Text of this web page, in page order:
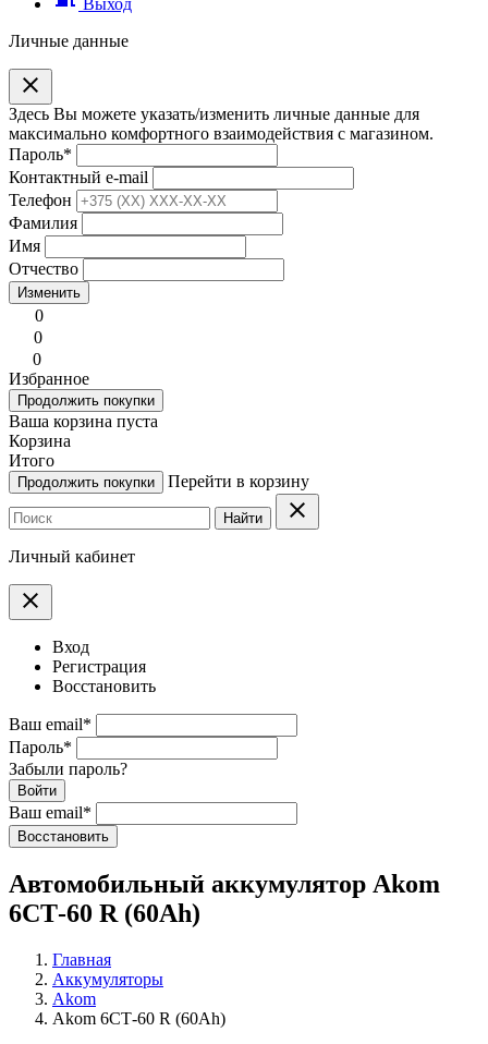
Выход
Личные данные
clear
Здесь Вы можете указать/изменить личные данные для
максимально комфортного взаимодействия с магазином.
Пароль*
Контактный e-mail
Телефон
Фамилия
Имя
Отчество
Изменить
0
0
0
Избранное
Продолжить покупки
Ваша корзина пуста
Корзина
Итого
Продолжить покупки Перейти в корзину
Найти clear
Личный кабинет
clear
Вход
Регистрация
Восстановить
Ваш email*
Пароль*
Забыли пароль?
Войти
Ваш email*
Воcстановить
Автомобильный аккумулятор Akom
6СТ-60 R (60Ah)
Главная
Аккумуляторы
Akom
Akom 6СТ-60 R (60Ah)